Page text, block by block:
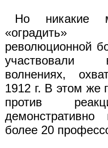
Но никакие
«оградить»
революционной
участвовали
волнениях,
1912 г. В этом же
против
демонстративно
более 20